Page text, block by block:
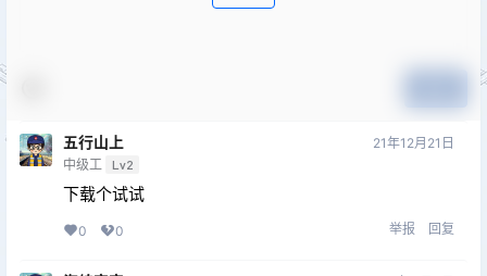
五行山上
中级工 Lv2
21年12月21日
下载个试试
0 0 举报 回复